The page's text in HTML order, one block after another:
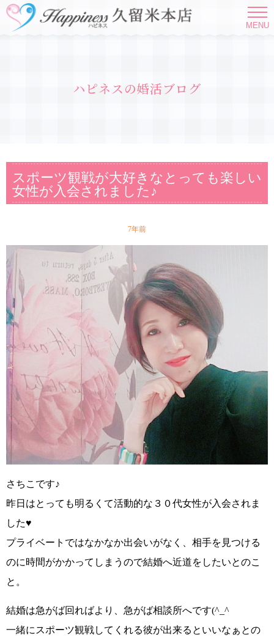
MENU
ハピネスの婚活ブログ
スポーツ観戦が大好きなとっても楽しい
女性が入会されました♪
7年前
さちこです♪
昨日はとっても明るくて活動的な３０代女性が入会されま
した♥️
プライベートではなかなか出会いがなく、相手を見つける
のに時間がかかってしまうので結婚へ近道をしたいとのこ
と。
結婚は急がば回ればより、急がば相談所へです(^_^ゞ
一緒にスポーツ観戦してくれる彼が出来るといいなぁとの